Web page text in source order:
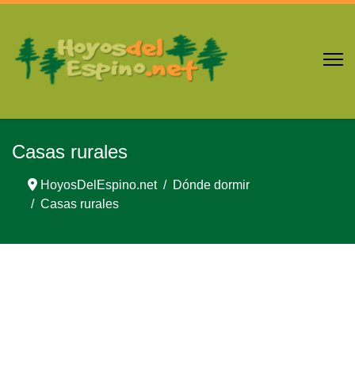
Casas rurales
HoyosDelEspino.net
Dónde dormir
Casas rurales